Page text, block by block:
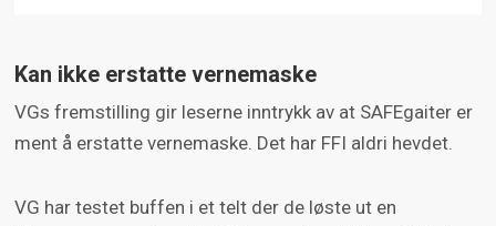
Kan ikke erstatte vernemaske
VGs fremstilling gir leserne inntrykk av at SAFEgaiter er
ment å erstatte vernemaske. Det har FFI aldri hevdet.
VG har testet buffen i et telt der de løste ut en